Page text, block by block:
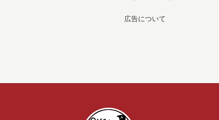
広告について